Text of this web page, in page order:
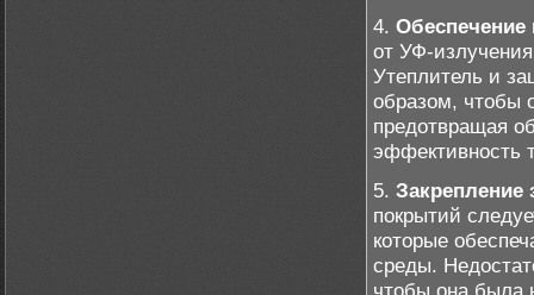
4. Обеспечение
от УФ-
Утеплитель и
образом, чтобы
предотвращая
эффективность
5. Закрепление
покрытий
которые
среды.
чтобы она была